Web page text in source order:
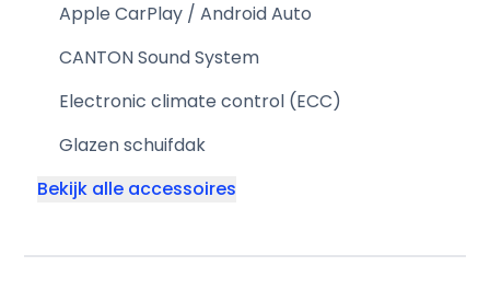
Apple CarPlay / Android Auto
CANTON Sound System
Electronic climate control (ECC)
Glazen schuifdak
Bekijk alle accessoires